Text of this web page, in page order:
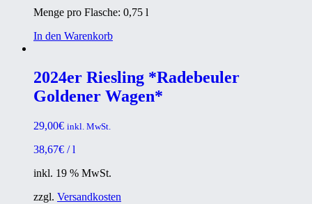
Menge pro Flasche: 0,75 l
In den Warenkorb
2024er Riesling *Radebeuler
Goldener Wagen*
29,00€ inkl. MwSt.
38,67€ /l
inkl. 19 % MwSt.
zzgl. Versandkosten